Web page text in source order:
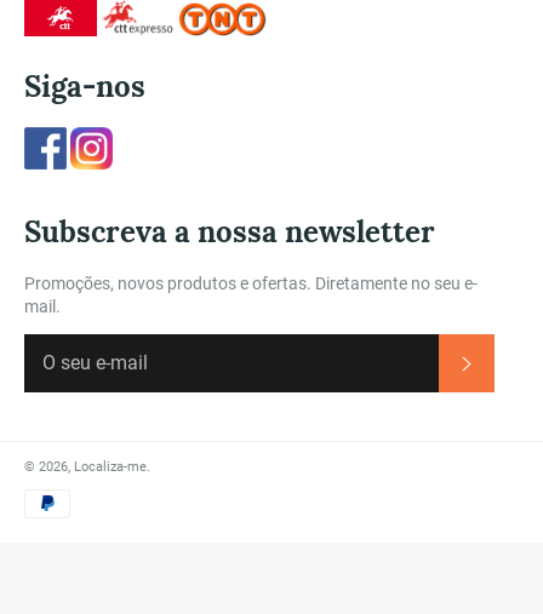
Siga-nos
FacebookInstagram
Subscreva a nossa newsletter
Promoções, novos produtos e ofertas. Diretamente no seu e-
mail.
© 2026, Localiza-me.